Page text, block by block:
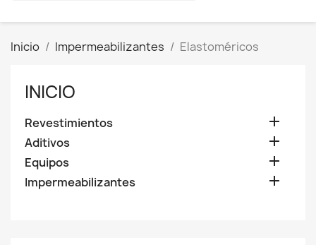
Inicio Impermeabilizantes Elastoméricos
INICIO
Revestimientos 
Aditivos 
Equipos 
Impermeabilizantes 